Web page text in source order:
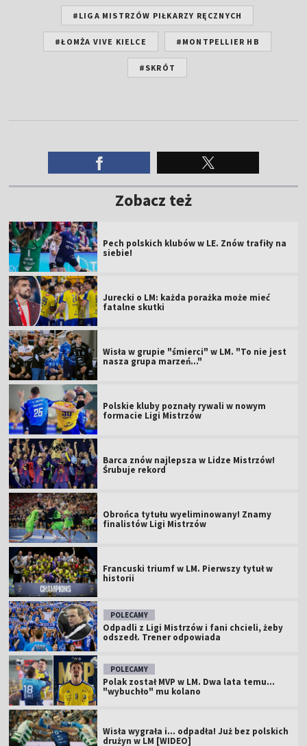
#LIGA MISTRZÓW PIŁKARZY RĘCZNYCH
#ŁOMŻA VIVE KIELCE #MONTPELLIER HB
#SKRÓT
Zobacz też
Pech polskich klubów w LE. Znów trafiły na
siebie!
Jurecki o LM: każda porażka może mieć
fatalne skutki
Wisła w grupie "śmierci" w LM. "To nie jest
nasza grupa marzeń..."
Polskie kluby poznały rywali w nowym
formacie Ligi Mistrzów
Barca znów najlepsza w Lidze Mistrzów!
Śrubuje rekord
Obrońca tytułu wyeliminowany! Znamy
finalistów Ligi Mistrzów
Francuski triumf w LM. Pierwszy tytuł w
historii
POLECAMY
Odpadli z Ligi Mistrzów i fani chcieli, żeby
odszedł. Trener odpowiada
POLECAMY
Polak został MVP w LM. Dwa lata temu...
"wybuchło" mu kolano
Wisła wygrała i... odpadła! Już bez polskich
drużyn w LM [WIDEO]